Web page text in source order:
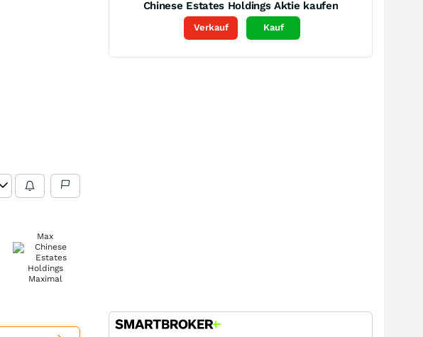
Max
Chinese Estates Holdings Aktie kaufen
Verkauf Kauf